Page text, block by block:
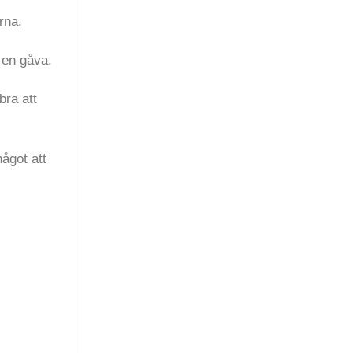
gåva.
att
att